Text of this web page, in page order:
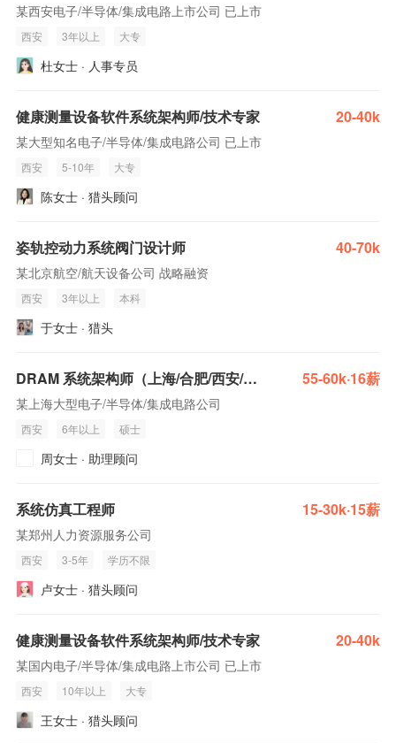
某西安电子/半导体/集成电路上市公司 已上市
西安 3年以上 大专
杜女士 · 人事专员
健康测量设备软件系统架构师/技术专家 20-40k
某大型知名电子/半导体/集成电路公司 已上市
西安 5-10年 大专
陈女士 · 猎头顾问
姿轨控动力系统阀门设计师 40-70k
某北京航空/航天设备公司 战略融资
西安 3年以上 本科
于女士 · 猎头
DRAM 系统架构师（上海/合肥/西安/北京） 55-60k·16薪
某上海大型电子/半导体/集成电路公司
西安 6年以上 硕士
周女士 · 助理顾问
系统仿真工程师 15-30k·15薪
某郑州人力资源服务公司
西安 3-5年 学历不限
卢女士 · 猎头顾问
健康测量设备软件系统架构师/技术专家 20-40k
某国内电子/半导体/集成电路上市公司 已上市
西安 10年以上 大专
王女士 · 猎头顾问